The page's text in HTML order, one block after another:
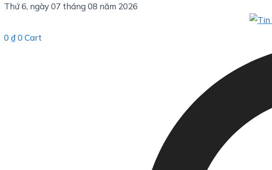
Thứ 6, ngày 07 tháng 08 năm 2026
0 ₫0 Cart